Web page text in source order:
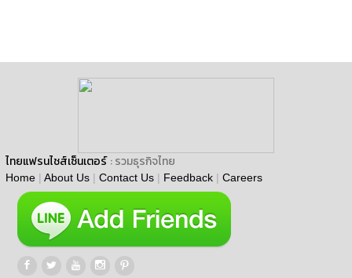
ไทยแฟรนไชส์เซ็นเตอร์ : รวมธุรกิจไทย
Home | About Us | Contact Us | Feedback | Careers